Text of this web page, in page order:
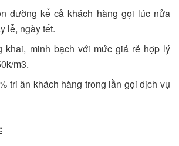
đường kể cả khách hàng gọi lúc nửa
lễ, ngày tết.
khai, minh bạch với mức giá rẻ hợp lý
m3.
tri ân khách hàng trong lần gọi dịch vụ